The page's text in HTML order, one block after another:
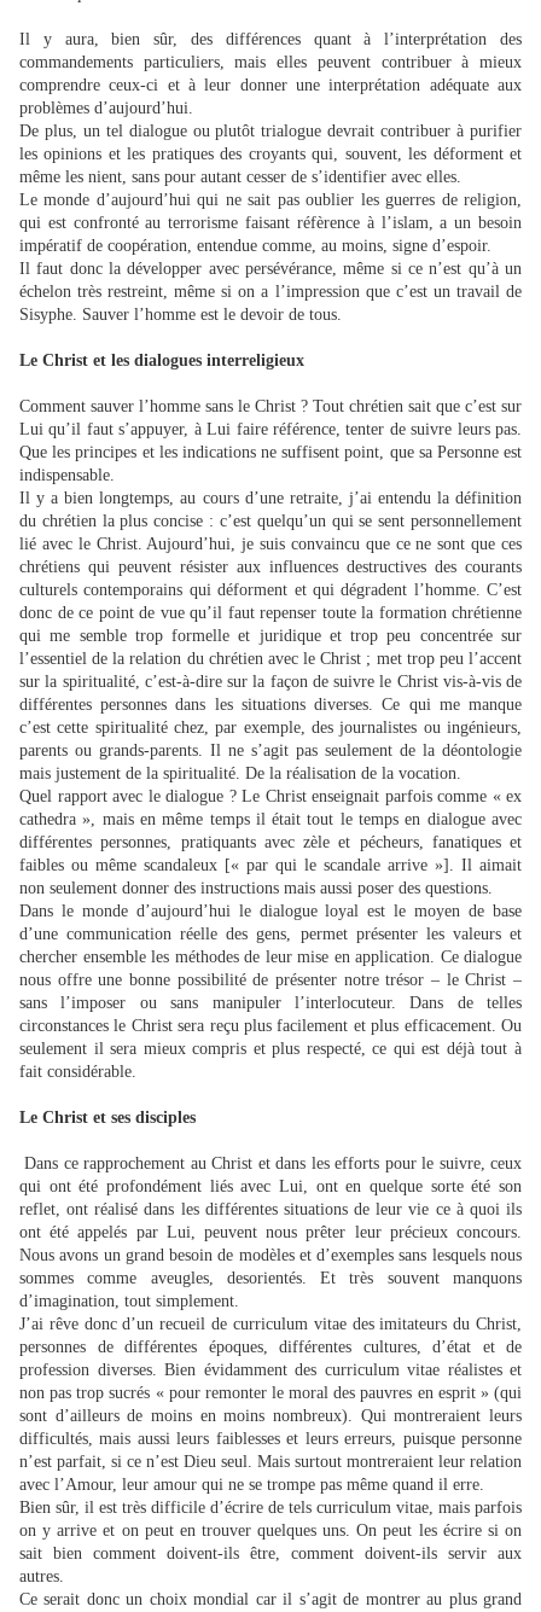
Il y aura, bien sûr, des différences quant à l’interprétation des
commandements particuliers, mais elles peuvent contribuer à mieux
comprendre ceux-ci et à leur donner une interprétation adéquate aux
problèmes d’aujourd’hui.
De plus, un tel dialogue ou plutôt trialogue devrait contribuer à purifier
les opinions et les pratiques des croyants qui, souvent, les déforment et
même les nient, sans pour autant cesser de s’identifier avec elles.
Le monde d’aujourd’hui qui ne sait pas oublier les guerres de religion,
qui est confronté au terrorisme faisant réfèrence à l’islam, a un besoin
impératif de coopération, entendue comme, au moins, signe d’espoir.
Il faut donc la développer avec persévérance, même si ce n’est qu’à un
échelon très restreint, même si on a l’impression que c’est un travail de
Sisyphe. Sauver l’homme est le devoir de tous.
Le Christ et les dialogues interreligieux
Comment sauver l’homme sans le Christ ? Tout chrétien sait que c’est sur
Lui qu’il faut s’appuyer, à Lui faire référence, tenter de suivre leurs pas.
Que les principes et les indications ne suffisent point, que sa Personne est
indispensable.
Il y a bien longtemps, au cours d’une retraite, j’ai entendu la définition
du chrétien la plus concise : c’est quelqu’un qui se sent personnellement
lié avec le Christ. Aujourd’hui, je suis convaincu que ce ne sont que ces
chrétiens qui peuvent résister aux influences destructives des courants
culturels contemporains qui déforment et qui dégradent l’homme. C’est
donc de ce point de vue qu’il faut repenser toute la formation chrétienne
qui me semble trop formelle et juridique et trop peu concentrée sur
l’essentiel de la relation du chrétien avec le Christ ; met trop peu l’accent
sur la spiritualité, c’est-à-dire sur la façon de suivre le Christ vis-à-vis de
différentes personnes dans les situations diverses. Ce qui me manque
c’est cette spiritualité chez, par exemple, des journalistes ou ingénieurs,
parents ou grands-parents. Il ne s’agit pas seulement de la déontologie
mais justement de la spiritualité. De la réalisation de la vocation.
Quel rapport avec le dialogue ? Le Christ enseignait parfois comme « ex
cathedra », mais en même temps il était tout le temps en dialogue avec
différentes personnes, pratiquants avec zèle et pécheurs, fanatiques et
faibles ou même scandaleux [« par qui le scandale arrive »]. Il aimait
non seulement donner des instructions mais aussi poser des questions.
Dans le monde d’aujourd’hui le dialogue loyal est le moyen de base
d’une communication réelle des gens, permet présenter les valeurs et
chercher ensemble les méthodes de leur mise en application. Ce dialogue
nous offre une bonne possibilité de présenter notre trésor – le Christ –
sans l’imposer ou sans manipuler l’interlocuteur. Dans de telles
circonstances le Christ sera reçu plus facilement et plus efficacement. Ou
seulement il sera mieux compris et plus respecté, ce qui est déjà tout à
fait considérable.
Le Christ et ses disciples
Dans ce rapprochement au Christ et dans les efforts pour le suivre, ceux
qui ont été profondément liés avec Lui, ont en quelque sorte été son
reflet, ont réalisé dans les différentes situations de leur vie ce à quoi ils
ont été appelés par Lui, peuvent nous prêter leur précieux concours.
Nous avons un grand besoin de modèles et d’exemples sans lesquels nous
sommes comme aveugles, desorientés. Et très souvent manquons
d’imagination, tout simplement.
J’ai rêve donc d’un recueil de curriculum vitae des imitateurs du Christ,
personnes de différentes époques, différentes cultures, d’état et de
profession diverses. Bien évidamment des curriculum vitae réalistes et
non pas trop sucrés « pour remonter le moral des pauvres en esprit » (qui
sont d’ailleurs de moins en moins nombreux). Qui montreraient leurs
difficultés, mais aussi leurs faiblesses et leurs erreurs, puisque personne
n’est parfait, si ce n’est Dieu seul. Mais surtout montreraient leur relation
avec l’Amour, leur amour qui ne se trompe pas même quand il erre.
Bien sûr, il est très difficile d’écrire de tels curriculum vitae, mais parfois
on y arrive et on peut en trouver quelques uns. On peut les écrire si on
sait bien comment doivent-ils être, comment doivent-ils servir aux
autres.
Ce serait donc un choix mondial car il s’agit de montrer au plus grand